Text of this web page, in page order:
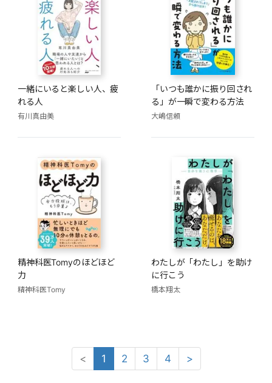
一緒にいると楽しい人、疲
れる人
有川真由美
「いつも誰かに振り回され
る」が一瞬で変わる方法
大嶋信頼
精神科医Tomyのほどほど
力
精神科医Tomy
わたしが「わたし」を助け
に行こう
橋本翔太
< 1 2 3 4 >